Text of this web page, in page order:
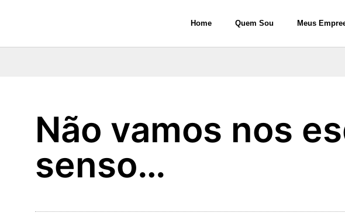
Home Quem Sou Meus
Não vamos nos
senso…